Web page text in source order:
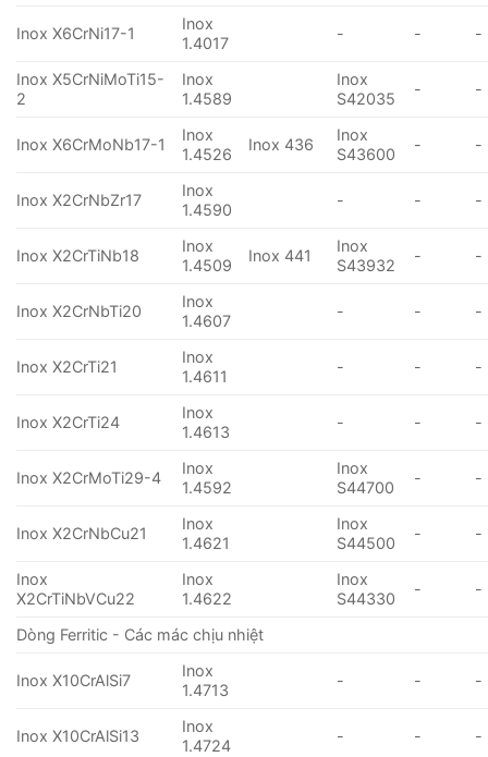
Inox X6CrNi17-1
Inox
1.4017
- - -
Inox X5CrNiMoTi15-
2
Inox
1.4589
Inox
S42035
- -
Inox X6CrMoNb17-1
Inox
1.4526
Inox 436
Inox
S43600
- -
Inox X2CrNbZr17
Inox
1.4590
- - -
Inox X2CrTiNb18
Inox
1.4509
Inox 441
Inox
S43932
- -
Inox X2CrNbTi20
Inox
1.4607
- - -
Inox X2CrTi21
Inox
1.4611
- - -
Inox X2CrTi24
Inox
1.4613
- - -
Inox X2CrMoTi29-4
Inox
1.4592
Inox
S44700
- -
Inox X2CrNbCu21
Inox
1.4621
Inox
S44500
- -
Inox
X2CrTiNbVCu22
Inox
1.4622
Inox
S44330
- -
Dòng Ferritic - Các mác chịu nhiệt
Inox X10CrAlSi7
Inox
1.4713
- - -
Inox X10CrAlSi13
Inox
1.4724
- - -